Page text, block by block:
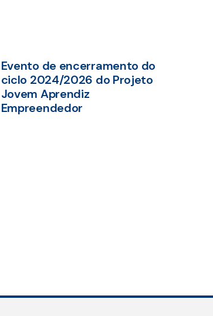
Evento de encerramento do
ciclo 2024/2026 do Projeto
Jovem Aprendiz
Empreendedor